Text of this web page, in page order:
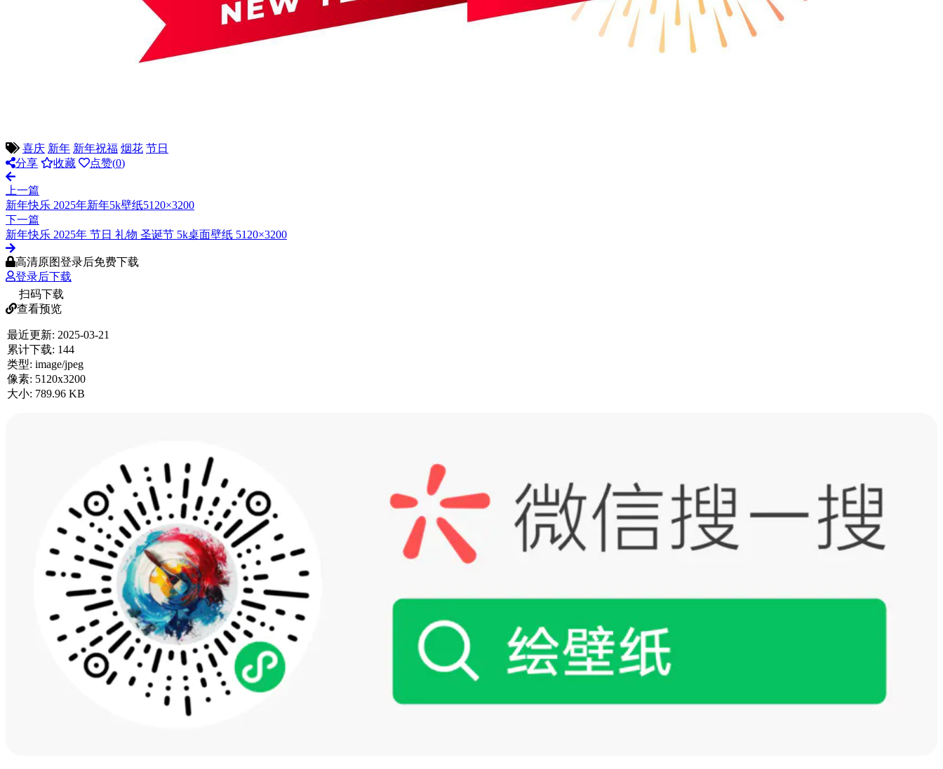
喜庆 新年 新年祝福 烟花 节日
分享
收藏 点赞(0)
上一篇
新年快乐 2025年新年5k壁纸5120×3200
下一篇
新年快乐 2025年 节日 礼物 圣诞节 5k桌面壁纸 5120×3200
高清原图登录后免费下载
登录后下载
扫码下载
查看预览
最近更新: 2025-03-21
累计下载: 144
类型: image/jpeg
像素: 5120x3200
大小: 789.96 KB